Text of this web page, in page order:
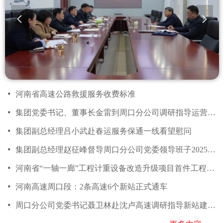
넳 넲
넸 河南省高速公路救援服务收费标准
넸 集团党委书记、董事长金雷到周口分公司调研指导运营管理工作
넸 集团副总经理吕小武赴春运服务保通一线看望慰问
넸 集团副总经理赵征峰督导周口分公司党委领导班子2025年度民主生活会
넸 河南省“一轴一廊”工程计重设备改造升级项目首件工程顺利完工
넸 河南高速周口段：2条高速6个新站正式通车
넸 周口分公司党委书记聂卫林赴沈卢高速调研指导新站建设和开通筹备工作